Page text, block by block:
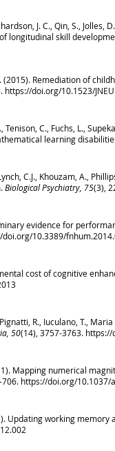
J. C., Qin, S.,
longitudinal skill
(2015). Remediation of
https://doi.org/10.1523/
Tenison, C., Fuchs, L.,
learning
C.J., Khouzam, A.,
Biological Psychiatry, 75(3),
evidence for
doi.org/10.3389/
cost of cognitive
R., Iuculano, T.,
50(14), 3757-3763.
Mapping numerical
706. https://doi.org/10.1037/
Updating working